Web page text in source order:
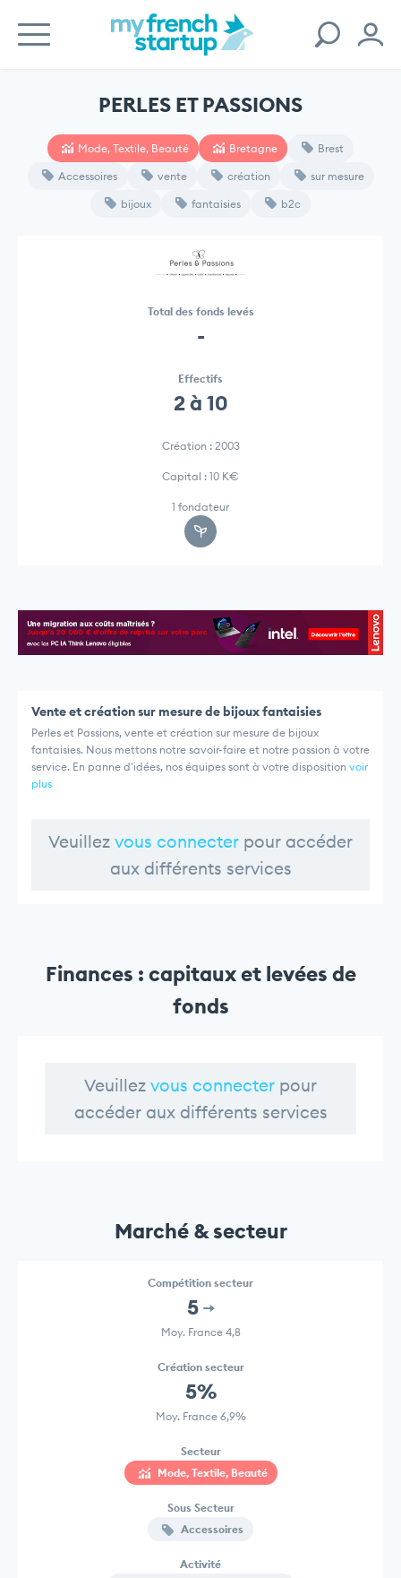
PERLES ET PASSIONS
Mode, Textile, Beauté Bretagne Brest
Accessoires vente création sur mesure
bijoux fantaisies b2c
Total des fonds levés
-
Effectifs
2 à 10
Création : 2003
Capital : 10 K€
1 fondateur
Vente et création sur mesure de bijoux fantaisies
Perles et Passions, vente et création sur mesure de bijoux
fantaisies. Nous mettons notre savoir-faire et notre passion à votre
service. En panne d'idées, nos équipes sont à votre disposition voir
plus
Veuillez vous connecter pour accéder
aux différents services
Finances : capitaux et levées de
fonds
Veuillez vous connecter pour
accéder aux différents services
Marché & secteur
Compétition secteur
5
Moy. France 4,8
Création secteur
5%
Moy. France 6,9%
Secteur
Mode, Textile, Beauté
Sous Secteur
Accessoires
Activité